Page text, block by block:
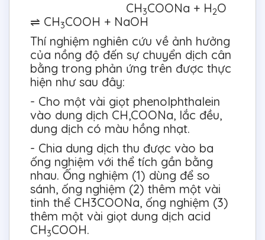
CH3COONa + H2O
⇌ CH3COOH + NaOH
Thí nghiệm nghiên cứu về ảnh hưởng
của nồng độ đến sự chuyển dịch cân
bằng trong phản ứng trên được thực
hiện như sau đây:
- Cho một vài giọt phenolphthalein
vào dung dịch CH,COONa, lắc đều,
dung dịch có màu hồng nhạt.
- Chia dung dịch thu được vào ba
ống nghiệm với thể tích gần bằng
nhau. Ống nghiệm (1) dùng để so
sánh, ống nghiệm (2) thêm một vài
tinh thể CH3COONa, ống nghiệm (3)
thêm một vài giọt dung dịch acid
CH3COOH.